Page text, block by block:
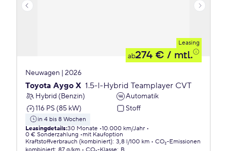
Leasing
ab274 € / mtl.
Neuwagen | 2026
Toyota Aygo X 1.5-l-Hybrid Teamplayer CVT
Hybrid (Benzin)
Automatik
116 PS (85 kW)
Stoff
in 4 bis 8 Wochen
Leasingdetails:30 Monate 10.000 km/Jahr
0 € Sonderzahlung
mit Kaufoption
Kraftstoffverbrauch (kombiniert): 3,8 l/100 km
CO₂-Emissionen